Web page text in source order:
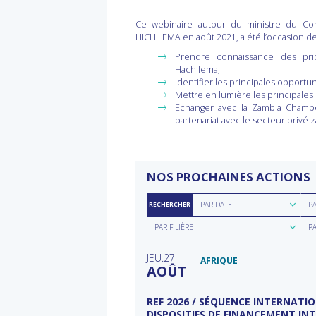
Ce webinaire autour du ministre du
HICHILEMA en août 2021, a été l’occasion
Prendre connaissance des
Hachilema,
Identifier les principales
Mettre en lumière les principales
Echanger avec la Zambia
partenariat avec le secteur privé
NOS PROCHAINES ACTIONS
RECHERCHER Rechercher
par
date
PAR DATE
par
Rechercher
parPAR FILIÈRE
par
JEU 27
AOÛT
AFRIQUE
REF 2026 / SÉQUENCE